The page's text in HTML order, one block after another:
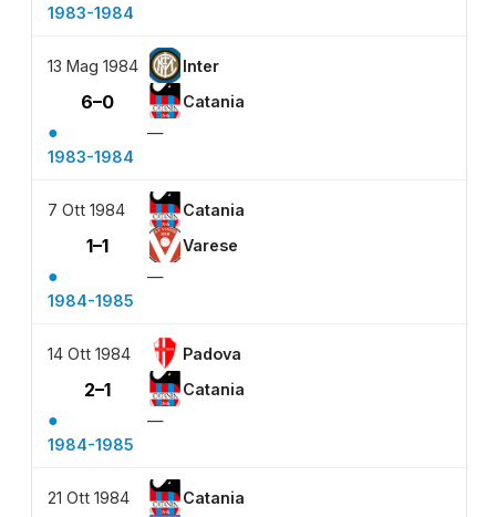
1983-1984
13 Mag 1984 Inter
6–0 Catania
●
—
1983-1984
7 Ott 1984 Catania
1–1 Varese
●
—
1984-1985
14 Ott 1984 Padova
2–1 Catania
●
—
1984-1985
21 Ott 1984 Catania